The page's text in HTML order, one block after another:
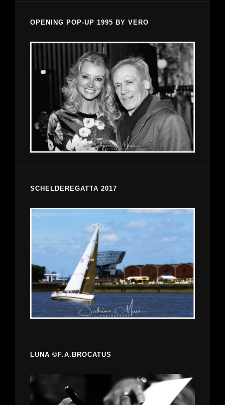
OPENING POP-UP 1995 BY VERO
SCHELDEREGATTA 2017
LUNA ©F.A.BROCATUS